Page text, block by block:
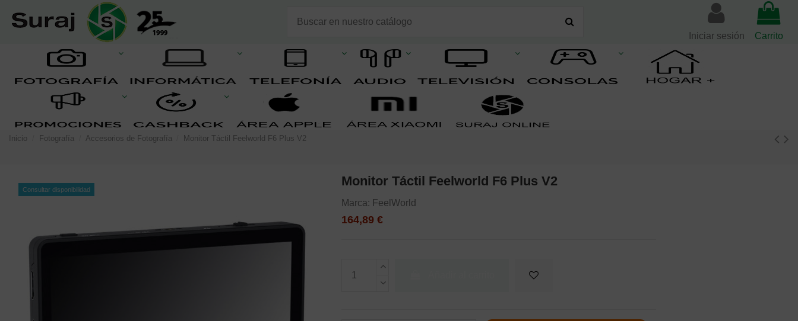
Iniciar sesión Carrito
Inicio Fotografía Accesorios de Fotografía Monitor Táctil Feelworld F6 Plus V2
Consultar disponibilidad
Monitor Táctil Feelworld F6 Plus V2
Marca: FeelWorld
164,89 €